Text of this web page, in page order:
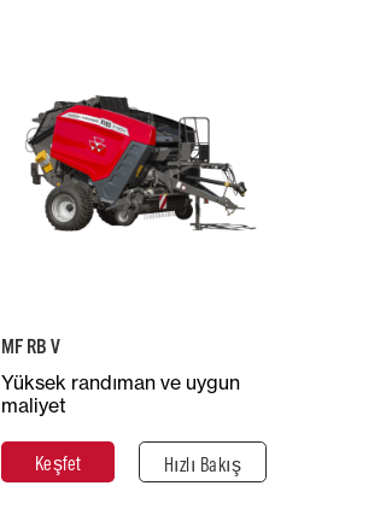
MF RB V
Yüksek randıman ve uygun
maliyet
Keşfet Hızlı Bakış
Yaklaşık
Ağırlık (kg)
3.690 - 4.070
Oda Çapı (m)
0,7 - 1,8
Kapat